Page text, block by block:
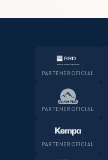
PARTENER OFICIAL
PARTENER OFICIAL
PARTENER OFICIAL